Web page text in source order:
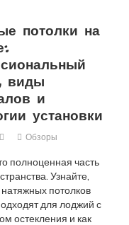
потолки на
виды
и
установки
Обзоры
полноценная часть
Узнайте,
потолков
для лоджий с
остекления и как